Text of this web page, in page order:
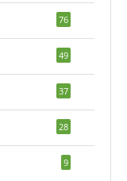
76
49
37
28
9